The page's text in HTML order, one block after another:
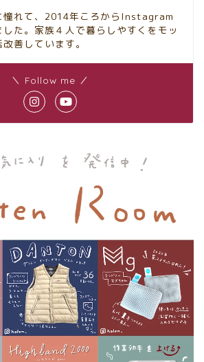
憧れて、2014年ころからInstagram
た。家族４人で暮らしやすくをモッ
善しています。
＼ Follow me ／